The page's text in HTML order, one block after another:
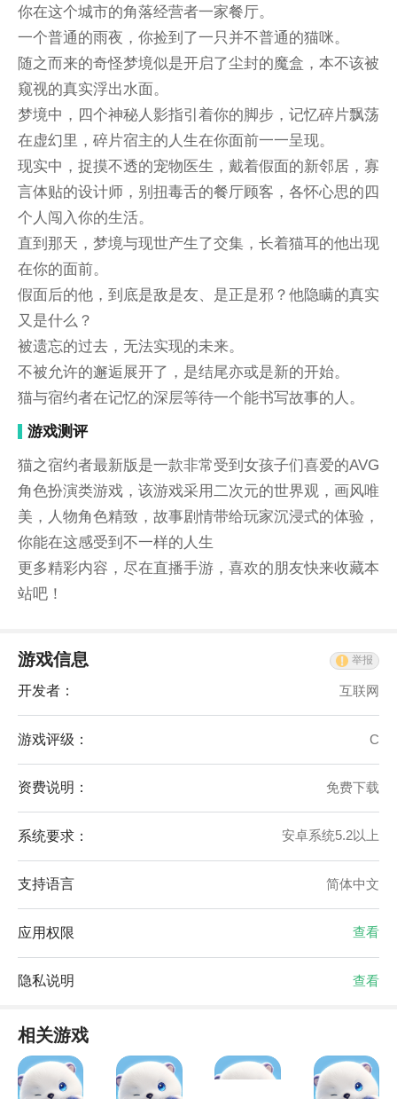
你在这个城市的角落经营者一家餐厅。
一个普通的雨夜，你捡到了一只并不普通的猫咪。
随之而来的奇怪梦境似是开启了尘封的魔盒，本不该被
窥视的真实浮出水面。
梦境中，四个神秘人影指引着你的脚步，记忆碎片飘荡
在虚幻里，碎片宿主的人生在你面前一一呈现。
现实中，捉摸不透的宠物医生，戴着假面的新邻居，寡
言体贴的设计师，别扭毒舌的餐厅顾客，各怀心思的四
个人闯入你的生活。
直到那天，梦境与现世产生了交集，长着猫耳的他出现
在你的面前。
假面后的他，到底是敌是友、是正是邪？他隐瞒的真实
又是什么？
被遗忘的过去，无法实现的未来。
不被允许的邂逅展开了，是结尾亦或是新的开始。
猫与宿约者在记忆的深层等待一个能书写故事的人。
游戏测评
猫之宿约者最新版是一款非常受到女孩子们喜爱的AVG
角色扮演类游戏，该游戏采用二次元的世界观，画风唯
美，人物角色精致，故事剧情带给玩家沉浸式的体验，
你能在这感受到不一样的人生
更多精彩内容，尽在直播手游，喜欢的朋友快来收藏本
站吧！
游戏信息 举报
开发者： 互联网
游戏评级： C
资费说明： 免费下载
系统要求： 安卓系统5.2以上
支持语言 简体中文
应用权限 查看
隐私说明 查看
相关游戏